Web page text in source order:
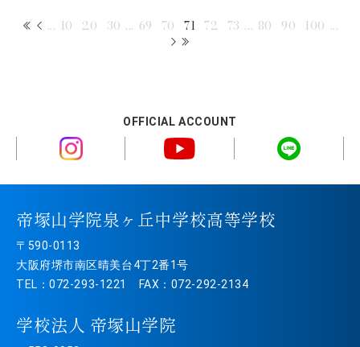
... 10 20 30 ... 69 70 71 72 73 ... 80 90 100 ...
OFFICIAL ACCOUNT
帝塚山学院泉ヶ丘中学校高等学校
〒590-0113
大阪府堺市南区晴美台4丁2番1号
TEL：072-293-1221 FAX：072-292-2134
学校法人 帝塚山学院